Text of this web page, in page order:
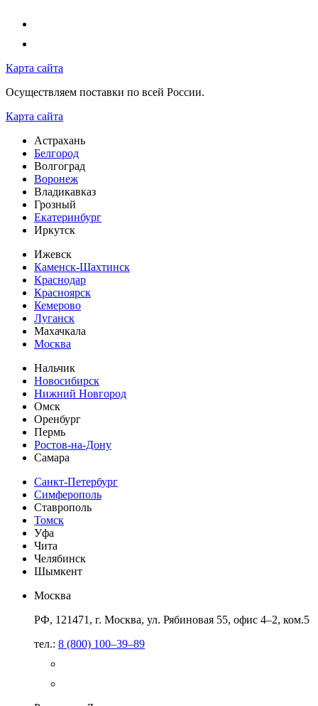
Карта сайта
Осуществляем поставки по всей России.
Карта сайта
Астрахань
Белгород
Волгоград
Воронеж
Владикавказ
Грозный
Екатеринбург
Иркутск
Ижевск
Каменск-Шахтинск
Краснодар
Красноярск
Кемерово
Луганск
Махачкала
Москва
Нальчик
Новосибирск
Нижний Новгород
Омск
Оренбург
Пермь
Ростов-на-Дону
Самара
Санкт-Петербург
Симферополь
Ставрополь
Томск
Уфа
Чита
Челябинск
Шымкент
Москва
РФ, 121471, г. Москва, ул. Рябиновая 55, офис 4–2, ком.5
тел.: 8 (800) 100–39–89